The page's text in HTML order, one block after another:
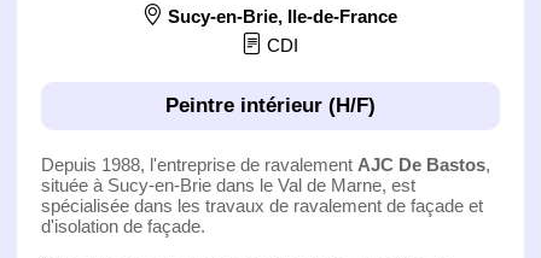
Sucy-en-Brie, Ile-de-France
CDI
Peintre intérieur (H/F)
Depuis 1988, l'entreprise de ravalement AJC De Bastos,
située à Sucy-en-Brie dans le Val de Marne, est
spécialisée dans les travaux de ravalement de façade et
d'isolation de façade.